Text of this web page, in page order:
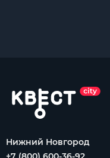
Нижний Новгород